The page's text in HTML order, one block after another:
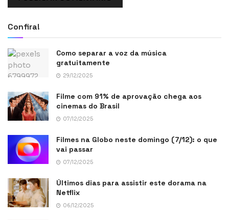
Confira!
Como separar a voz da música
gratuitamente
29/12/2025
Filme com 91% de aprovação chega aos
cinemas do Brasil
07/12/2025
Filmes na Globo neste domingo (7/12): o que
vai passar
07/12/2025
Últimos dias para assistir este dorama na
Netflix
06/12/2025